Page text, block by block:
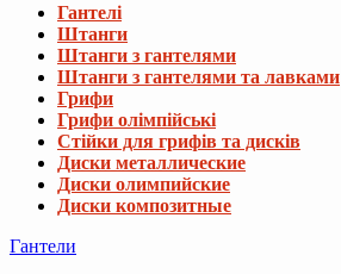
Гантелі
Штанги
Штанги з гантелями
Штанги з гантелями та лавками
Грифи
Грифи олімпійські
Стійки для грифів та дисків
Диски металлические
Диски олимпийские
Диски композитные
Гантели